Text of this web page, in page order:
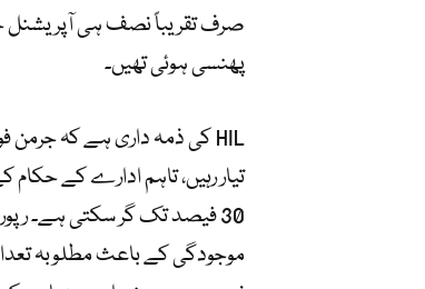
صرف تقریباً نصف ہی آپریشنل
پھنسی ہوئی تھیں۔
تیار رہیں، تاہم ادارے کے
30 فیصد تک گر سکتی ہے۔
موجودگی کے باعث مطلوبہ